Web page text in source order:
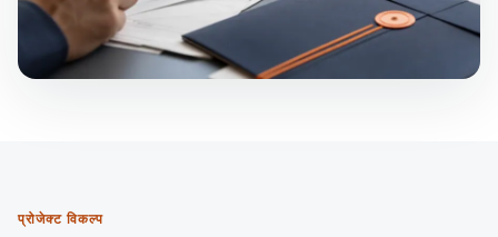
प्रोजेक्ट विकल्प